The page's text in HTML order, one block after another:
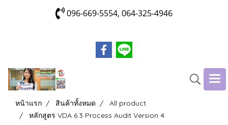
096-669-5554, 064-325-4946
หน้าแรก สินค้าทั้งหมด
All product
หลักสูตร VDA 6.3 Process Audit Version 4